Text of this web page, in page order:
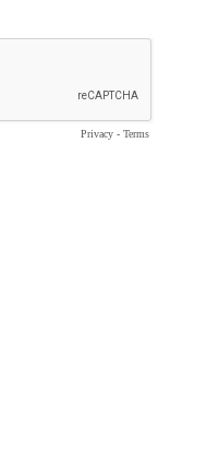
Privacy - Terms